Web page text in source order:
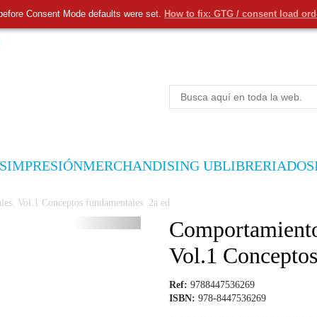
Consent Mode defaults were set. How to fix: GTG / consent load
IMPRESIÓNMERCHANDISING UBLIBRERIA
Vol.1 Conceptos fundamentales. 2a ed
Vol.1
Ref: 9788447536269
ISBN: 978-8447536269